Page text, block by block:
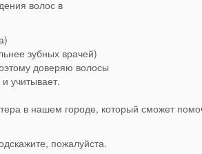
волос в
зубных врачей)
доверяю волосы
учитывает.
в нашем городе, который сможет
пожалуйста.